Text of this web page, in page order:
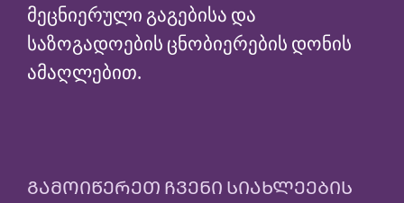
მეცნიერული გაგებისა და
საზოგადოების ცნობიერების დონის
ამაღლებით.
ᲒᲐᲛᲝᲘᲬᲔᲠᲔᲗ ᲩᲕᲔᲜᲘ ᲡᲘᲐᲮᲚᲔᲔᲑᲘᲡ